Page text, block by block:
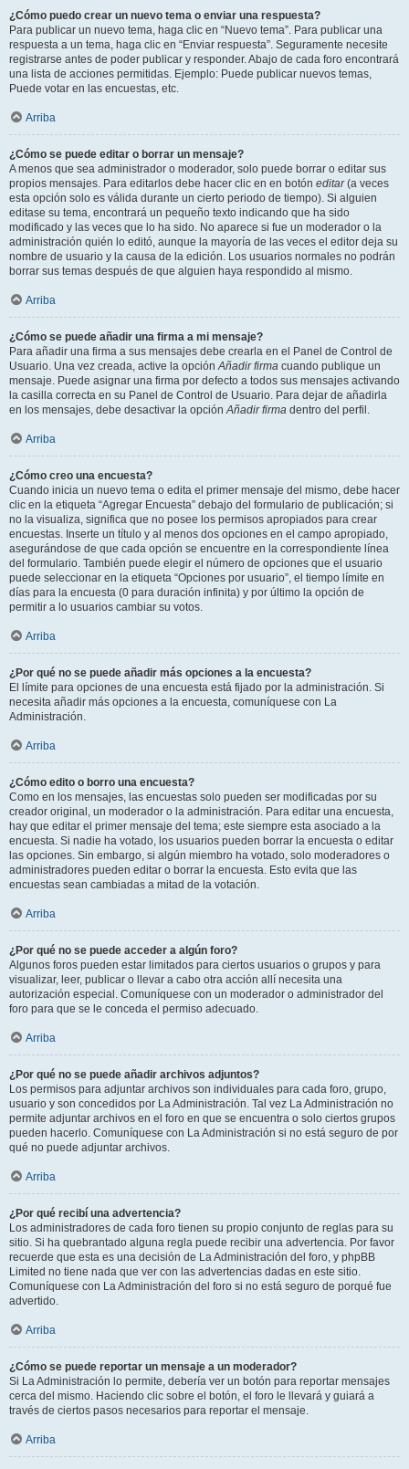
¿Cómo puedo crear un nuevo tema o enviar una respuesta?
Para publicar un nuevo tema, haga clic en “Nuevo tema”. Para publicar una
respuesta a un tema, haga clic en “Enviar respuesta”. Seguramente necesite
registrarse antes de poder publicar y responder. Abajo de cada foro encontrará
una lista de acciones permitidas. Ejemplo: Puede publicar nuevos temas,
Puede votar en las encuestas, etc.
Arriba
¿Cómo se puede editar o borrar un mensaje?
A menos que sea administrador o moderador, solo puede borrar o editar sus
propios mensajes. Para editarlos debe hacer clic en en botón editar(a veces
esta opción solo es válida durante un cierto periodo de tiempo). Si alguien
editase su tema, encontrará un pequeño texto indicando que ha sido
modificado y las veces que lo ha sido. No aparece si fue un moderador o la
administración quién lo editó, aunque la mayoría de las veces el editor deja su
nombre de usuario y la causa de la edición. Los usuarios normales no podrán
borrar sus temas después de que alguien haya respondido al mismo.
Arriba
¿Cómo se puede añadir una firma a mi mensaje?
Para añadir una firma a sus mensajes debe crearla en el Panel de Control de
Usuario. Una vez creada, active la opciónAñadir firma cuando publique un
mensaje. Puede asignar una firma por defecto a todos sus mensajes activando
la casilla correcta en su Panel de Control de Usuario. Para dejar de añadirla
en los mensajes, debe desactivar la opciónAñadir firma dentro del perfil.
Arriba
¿Cómo creo una encuesta?
Cuando inicia un nuevo tema o edita el primer mensaje del mismo, debe hacer
clic en la etiqueta “Agregar Encuesta” debajo del formulario de publicación; si
no la visualiza, significa que no posee los permisos apropiados para crear
encuestas. Inserte un título y al menos dos opciones en el campo apropiado,
asegurándose de que cada opción se encuentre en la correspondiente línea
del formulario. También puede elegir el número de opciones que el usuario
puede seleccionar en la etiqueta “Opciones por usuario”, el tiempo límite en
días para la encuesta (0 para duración infinita) y por último la opción de
permitir a lo usuarios cambiar su votos.
Arriba
¿Por qué no se puede añadir más opciones a la encuesta?
El límite para opciones de una encuesta está fijado por la administración. Si
necesita añadir más opciones a la encuesta, comuníquese con La
Administración.
Arriba
¿Cómo edito o borro una encuesta?
Como en los mensajes, las encuestas solo pueden ser modificadas por su
creador original, un moderador o la administración. Para editar una encuesta,
hay que editar el primer mensaje del tema; este siempre esta asociado a la
encuesta. Si nadie ha votado, los usuarios pueden borrar la encuesta o editar
las opciones. Sin embargo, si algún miembro ha votado, solo moderadores o
administradores pueden editar o borrar la encuesta. Esto evita que las
encuestas sean cambiadas a mitad de la votación.
Arriba
¿Por qué no se puede acceder a algún foro?
Algunos foros pueden estar limitados para ciertos usuarios o grupos y para
visualizar, leer, publicar o llevar a cabo otra acción allí necesita una
autorización especial. Comuníquese con un moderador o administrador del
foro para que se le conceda el permiso adecuado.
Arriba
¿Por qué no se puede añadir archivos adjuntos?
Los permisos para adjuntar archivos son individuales para cada foro, grupo,
usuario y son concedidos por La Administración. Tal vez La Administración no
permite adjuntar archivos en el foro en que se encuentra o solo ciertos grupos
pueden hacerlo. Comuníquese con La Administración si no está seguro de por
qué no puede adjuntar archivos.
Arriba
¿Por qué recibí una advertencia?
Los administradores de cada foro tienen su propio conjunto de reglas para su
sitio. Si ha quebrantado alguna regla puede recibir una advertencia. Por favor
recuerde que esta es una decisión de La Administración del foro, y phpBB
Limited no tiene nada que ver con las advertencias dadas en este sitio.
Comuníquese con La Administración del foro si no está seguro de porqué fue
advertido.
Arriba
¿Cómo se puede reportar un mensaje a un moderador?
Si La Administración lo permite, debería ver un botón para reportar mensajes
cerca del mismo. Haciendo clic sobre el botón, el foro le llevará y guiará a
través de ciertos pasos necesarios para reportar el mensaje.
Arriba